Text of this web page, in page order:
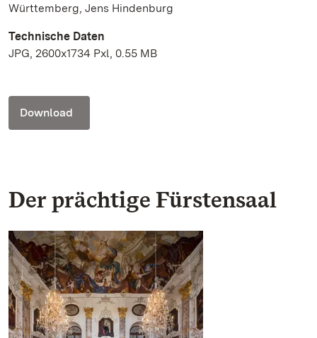
Württemberg, Jens Hindenburg
Technische Daten
JPG, 2600x1734 Pxl, 0.55 MB
Download
Der prächtige Fürstensaal